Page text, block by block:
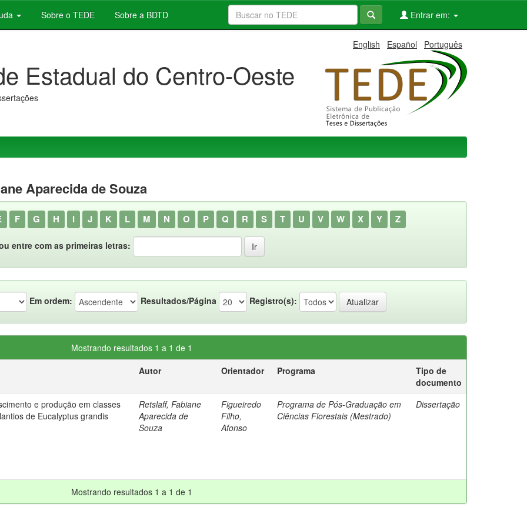
Sobre o TEDE Sobre a BDTD Entrar em:
English Español Português
Estadual do Centro-Oeste
Aparecida de Souza
F G H I J K L M N O P Q R S T U V W X Y Z
entre com as primeiras letras:
Em ordem: Resultados/Página Registro(s):
Mostrando resultados 1 a 1 de 1
Autor Orientador Programa
Tipo de
documento
e produção em classes
de Eucalyptus grandis
Retslaff, Fabiane
Aparecida de
Souza
Figueiredo
Filho,
Afonso
Programa de Pós-Graduação em
Ciências Florestais (Mestrado)
Dissertação
Mostrando resultados 1 a 1 de 1